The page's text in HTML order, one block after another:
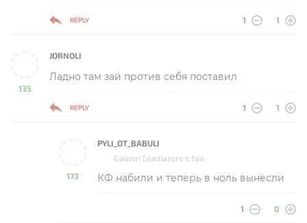
REPLY 1 1
135
-
JORNOLI
Ладно там зай против себя поставил
REPLY 1 1
173
-
PYLI_OT_BABULI
Gaimin Gladiators s fan
КФ набили и теперь в ноль вынесли
1 0